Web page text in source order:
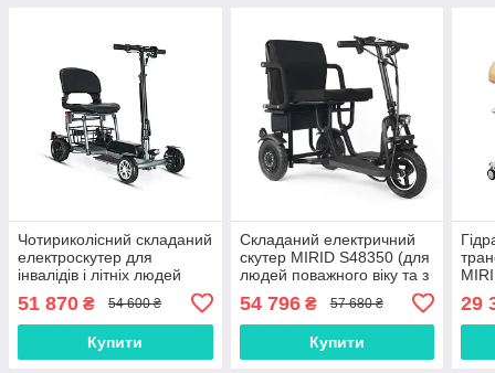
Чотириколісний складаний
електроскутер для
інвалідів і літніх людей
51 870 ₴ 54 600 ₴
Купити
Складаний електричний
скутер MIRID S48350 (для
людей поважного віку та з
54 796₴ 57 680 ₴
Купити
29